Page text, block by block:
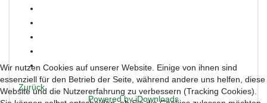
Zurück
Powered by jDownloads
Wir nutzen Cookies auf unserer Website. Einige von ihnen sind
essenziell für den Betrieb der Seite, während andere uns helfen, diese
Website und die Nutzererfahrung zu verbessern (Tracking Cookies).